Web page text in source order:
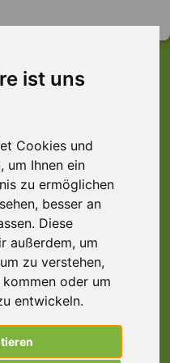
ist uns
Cookies und
um Ihnen ein
zu ermöglichen
besser an
Diese
außerdem, um
zu verstehen,
oder um
entwickeln.
...
etwas dabei:
w/d)